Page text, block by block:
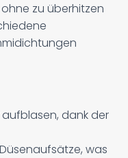
zu überhitzen
aufblasen, dank der
was